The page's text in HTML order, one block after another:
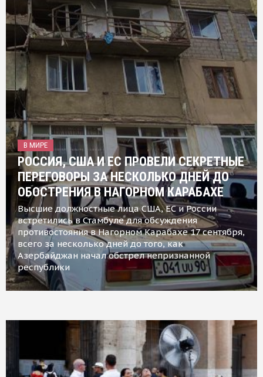
В МИРЕ
РОССИЯ, США И ЕС ПРОВЕЛИ СЕКРЕТНЫЕ
ПЕРЕГОВОРЫ ЗА НЕСКОЛЬКО ДНЕЙ ДО
ОБОСТРЕНИЯ В НАГОРНОМ КАРАБАХЕ
Высшие должностные лица США, ЕС и России
встретились в Стамбуле для обсуждения
противостояния в Нагорном Карабахе 17 сентября,
всего за несколько дней до того, как
Азербайджан начал обстрел непризнанной
республики